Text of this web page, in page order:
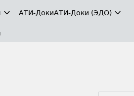
АТИ-ДокиАТИ-Доки (ЭДО)